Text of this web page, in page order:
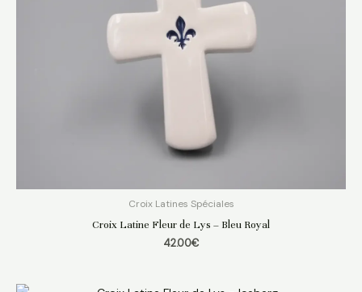
Croix Latines Spéciales
Croix Latine Fleur de Lys – Bleu Royal
42.00€